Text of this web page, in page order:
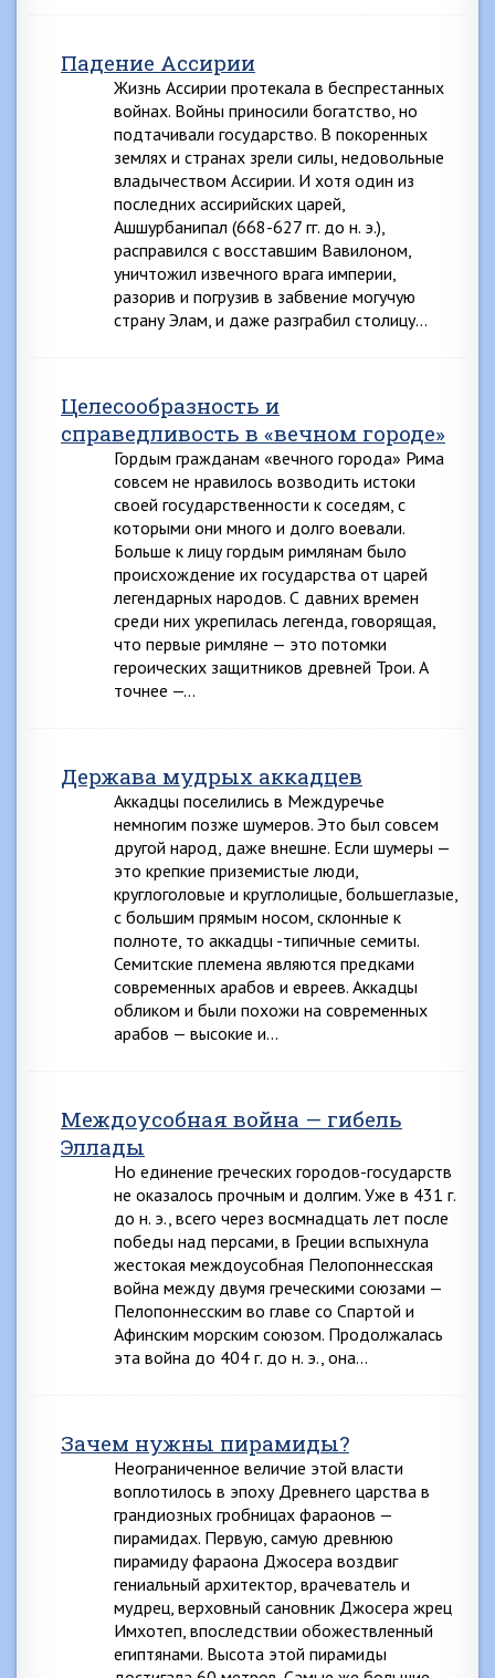
Падение Ассирии
Жизнь Ассирии протекала в беспрестанных
войнах. Войны приносили богатство, но
подтачивали государство. В покоренных
землях и странах зрели силы, недовольные
владычеством Ассирии. И хотя один из
последних ассирийских царей,
Ашшурбанипал (668-627 гг. до н. э.),
расправился с восставшим Вавилоном,
уничтожил извечного врага империи,
разорив и погрузив в забвение могучую
страну Элам, и даже разграбил столицу…
Целесообразность и
справедливость в «вечном городе»
Гордым гражданам «вечного города» Рима
совсем не нравилось возводить истоки
своей государственности к соседям, с
которыми они много и долго воевали.
Больше к лицу гордым римлянам было
происхождение их государства от царей
легендарных народов. С давних времен
среди них укрепилась легенда, говорящая,
что первые римляне — это потомки
героических защитников древней Трои. А
точнее —…
Держава мудрых аккадцев
Аккадцы поселились в Междуречье
немногим позже шумеров. Это был совсем
другой народ, даже внешне. Если шумеры —
это крепкие приземистые люди,
круглоголовые и круглолицые, большеглазые,
с большим прямым носом, склонные к
полноте, то аккадцы -типичные семиты.
Семитские племена являются предками
современных арабов и евреев. Аккадцы
обликом и были похожи на современных
арабов — высокие и…
Междоусобная война — гибель
Эллады
Но единение греческих городов-государств
не оказалось прочным и долгим. Уже в 431 г.
до н. э., всего через восмнадцать лет после
победы над персами, в Греции вспыхнула
жестокая междоусобная Пелопоннесская
война между двумя греческими союзами —
Пелопоннесским во главе со Спартой и
Афинским морским союзом. Продолжалась
эта война до 404 г. до н. э., она…
Зачем нужны пирамиды?
Неограниченное величие этой власти
воплотилось в эпоху Древнего царства в
грандиозных гробницах фараонов —
пирамидах. Первую, самую древнюю
пирамиду фараона Джосера воздвиг
гениальный архитектор, врачеватель и
мудрец, верховный сановник Джосера жрец
Имхотеп, впоследствии обожествленный
египтянами. Высота этой пирамиды